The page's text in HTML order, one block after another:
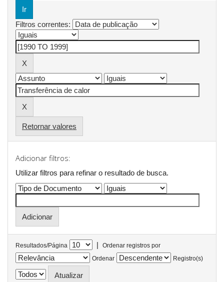
Filtros correntes:
Retornar valores
Adicionar filtros:
Utilizar filtros para refinar o resultado de busca.
Resultados/Página |
Ordenar registros por
Ordenar
Registro(s)